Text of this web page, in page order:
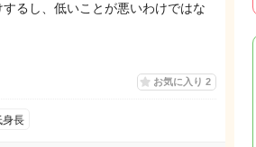
るし、低いことが悪いわけではな
お気に入り 2
身長